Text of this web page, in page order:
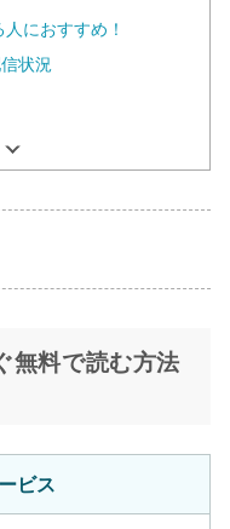
におすすめ！
状況
無料で読む方法
ビス